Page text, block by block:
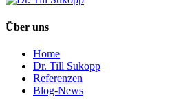
Über uns
Home
Dr. Till Sukopp
Referenzen
Blog-News